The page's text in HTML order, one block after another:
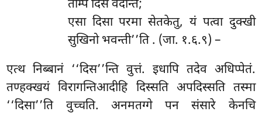
तम्पि दिसं वदन्ति;
एसा दिसा परमा सेतकेतु, यं पत्वा दुक्खी
सुखिनो भवन्ती’’ति. (जा. १.६.९) –
एत्थ निब्बानं ‘‘दिस’’न्ति वुत्तं. इधापि तदेव अधिप्पेतं.
तण्हक्खयं विरागन्तिआदीहि दिस्सति अपदिस्सति तस्मा
‘‘दिसा’’ति वुच्चति. अनमतग्गे पन संसारे केनचि